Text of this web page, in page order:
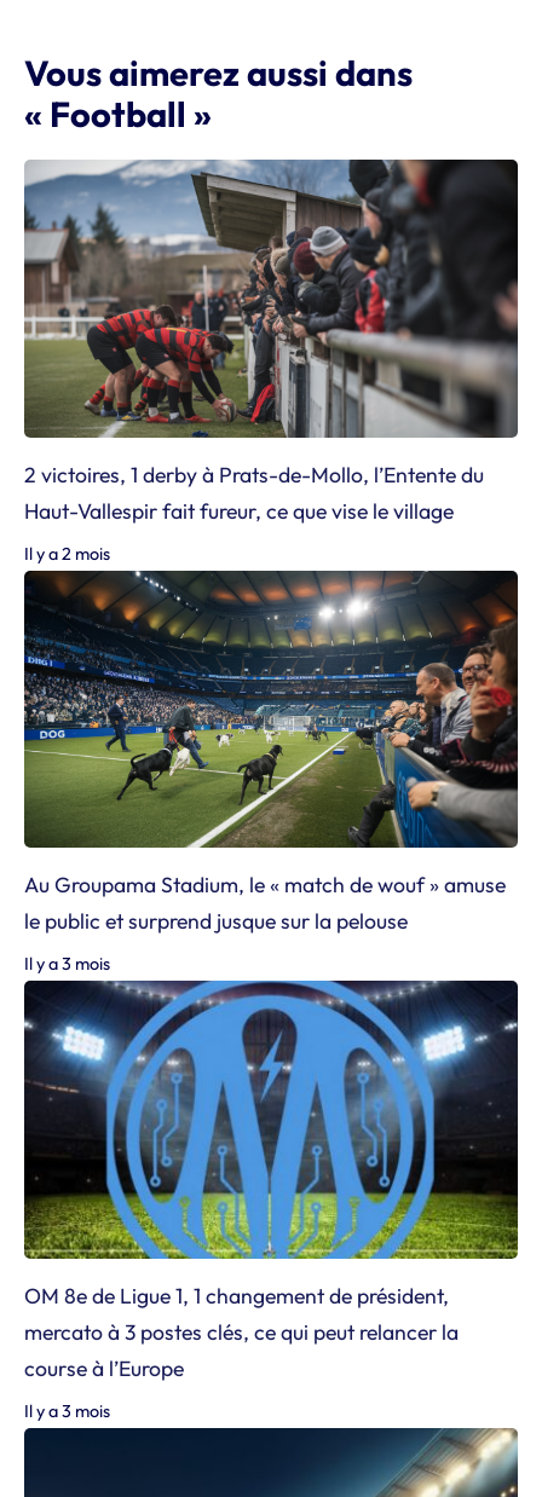
Vous aimerez aussi dans
« Football »
2 victoires, 1 derby à Prats-de-Mollo, l’Entente du
Haut-Vallespir fait fureur, ce que vise le village
Il y a 2 mois
Au Groupama Stadium, le « match de wouf » amuse
le public et surprend jusque sur la pelouse
Il y a 3 mois
OM 8e de Ligue 1, 1 changement de président,
mercato à 3 postes clés, ce qui peut relancer la
course à l’Europe
Il y a 3 mois